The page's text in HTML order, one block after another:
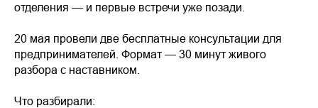
отделения — и первые встречи уже позади.
20 мая провели две бесплатные консультации для
предпринимателей. Формат — 30 минут живого
разбора с наставником.
Что разбирали: